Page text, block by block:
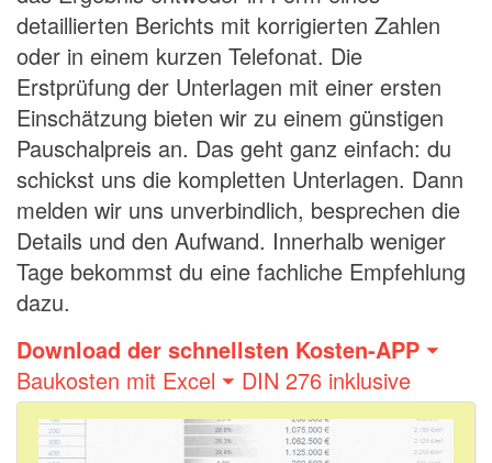
detaillierten Berichts mit korrigierten Zahlen
oder in einem kurzen Telefonat. Die
Erstprüfung der Unterlagen mit einer ersten
Einschätzung bieten wir zu einem günstigen
Pauschalpreis an. Das geht ganz einfach: du
schickst uns die kompletten Unterlagen. Dann
melden wir uns unverbindlich, besprechen die
Details und den Aufwand. Innerhalb weniger
Tage bekommst du eine fachliche Empfehlung
dazu.
Download der schnellsten Kosten-APP ⏷
Baukosten mit Excel ⏷ DIN 276 inklusive